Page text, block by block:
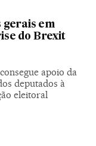
gerais em
do Brexit
apoio da
deputados à
eleitoral